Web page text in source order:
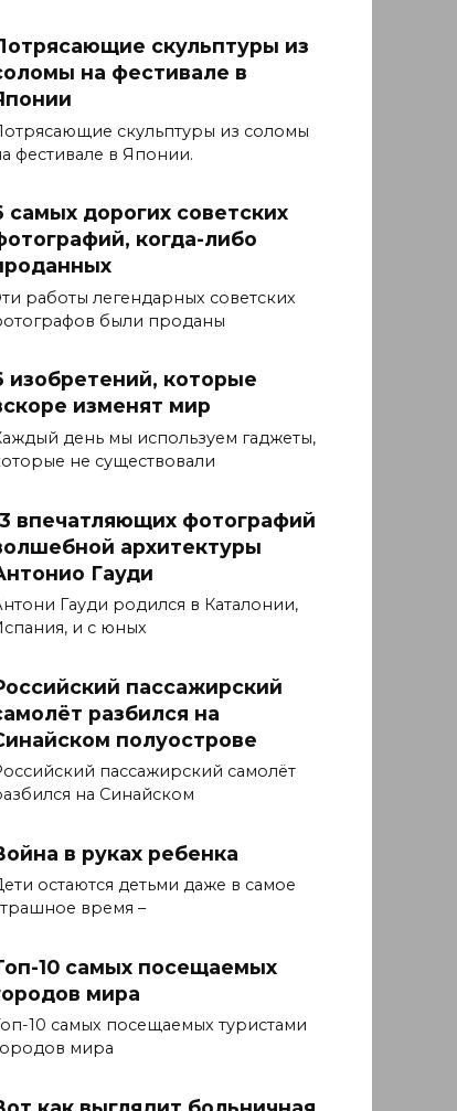
скульптуры из
на фестивале в
скульптуры из соломы
фестивале в Японии.
самых дорогих советских
когда-либо
работы легендарных советских
были проданы
изобретений, которые
изменят мир
день мы используем гаджеты,
не существовали
впечатляющих фотографий
архитектуры
Гауди
Гауди родился в Каталонии,
и с юных
пассажирский
разбился на
полуострове
пассажирский самолёт
на Синайском
в руках ребенка
остаются детьми даже в самое
время –
10 самых посещаемых
мира
10 самых посещаемых туристами
мира